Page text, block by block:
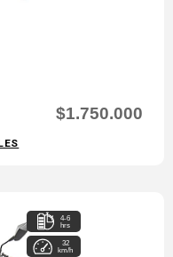
$1.750.000
4-6
hrs
32
km/h